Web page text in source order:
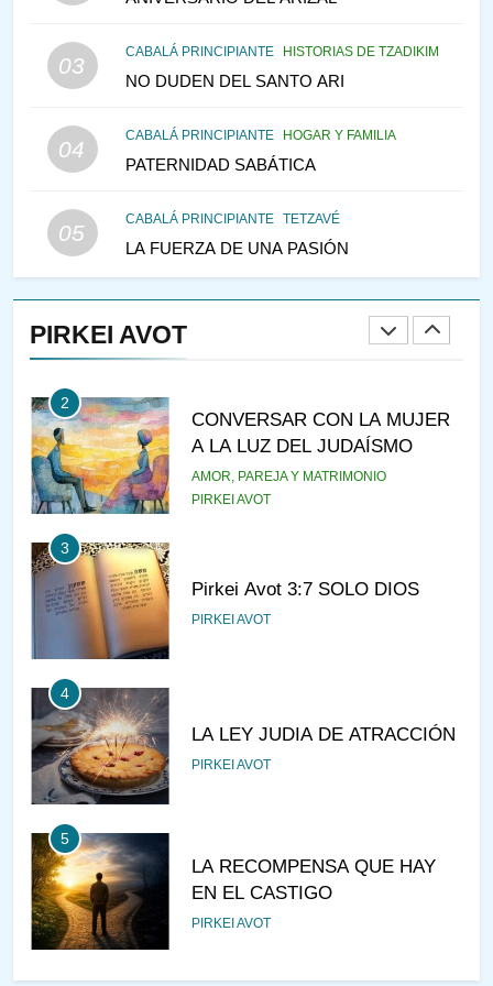
03
CABALÁ PRINCIPIANTE HISTORIAS DE TZADIKIM
NO DUDEN DEL SANTO ARI
04
CABALÁ PRINCIPIANTE HOGAR Y FAMILIA
PATERNIDAD SABÁTICA
05
CABALÁ PRINCIPIANTE TETZAVÉ
LA FUERZA DE UNA PASIÓN
PIRKEI AVOT
TEMPLO Y LA ALEGRÍA EN
VEAMOS ¿POR QUÉ
IEHOSHÚA? Y LA QUEJA DE
1
RAZI ¿QUIÉN ES SABIO?
2
CONVERSAR CON LA MUJER
A LA LUZ DEL JUDAÍSMO
AMOR, PAREJA Y MATRIMONIO
PIRKEI AVOT
3
Pirkei Avot 3:7 SOLO DIOS
PIRKEI AVOT
4
LA LEY JUDIA DE ATRACCIÓN
PIRKEI AVOT
5
LA RECOMPENSA QUE HAY
EN EL CASTIGO
PIRKEI AVOT